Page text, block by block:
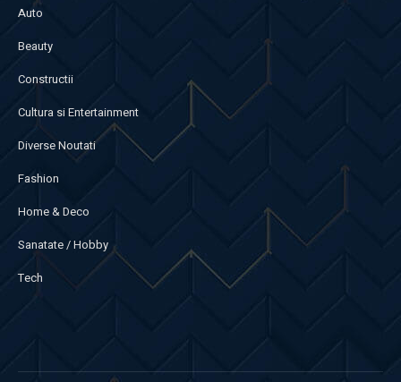
Auto
Beauty
Constructii
Cultura si Entertainment
Diverse Noutati
Fashion
Home & Deco
Sanatate / Hobby
Tech